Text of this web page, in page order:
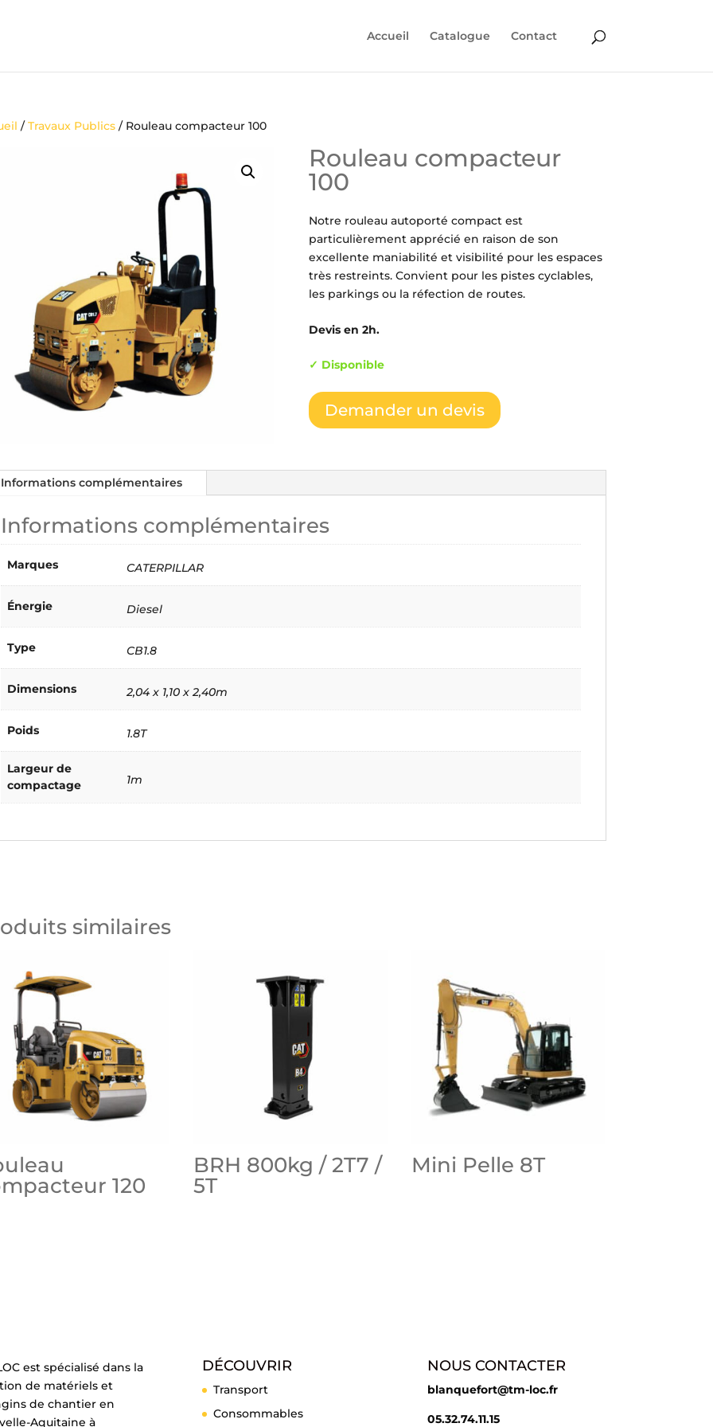
Accueil Catalogue Contact
/Travaux Publics/ Rouleau compacteur 100
Rouleau compacteur
100
Notre rouleau autoporté compact est
particulièrement apprécié en raison de son
excellente maniabilité et visibilité pour les espaces
très restreints. Convient pour les pistes cyclables,
les parkings ou la réfection de routes.
Devis en 2h.
✓ Disponible
Demander un devis
Informations complémentaires
Informations complémentaires
Marques CATERPILLAR
Énergie Diesel
Type CB1.8
Dimensions 2,04 x 1,10 x 2,40m
Poids 1.8T
Largeur de
compactage
1m
similaires
120
BRH 800kg / 2T7 /
5T
Mini Pelle 8T
est spécialisé dans la
de matériels et
de chantier en
Aquitaine à
DÉCOUVRIR
Transport
Consommables
NOUS CONTACTER
blanquefort@tm-loc.fr
05.32.74.11.15